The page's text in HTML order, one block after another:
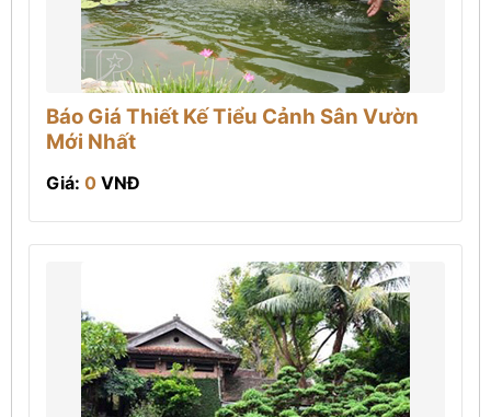
Báo Giá Thiết Kế Tiểu Cảnh Sân Vườn
Mới Nhất
Giá: 0 VNĐ